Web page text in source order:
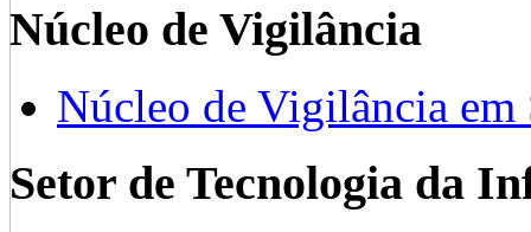
Núcleo de Vigilância
Núcleo de Vigilância em
Setor de Tecnologia da